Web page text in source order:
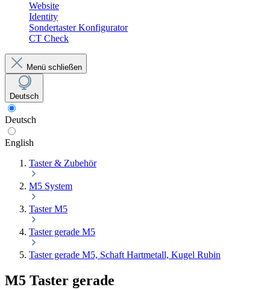
Website
Identity
Sondertaster Konfigurator
CT Check
Menü schließen
Deutsch
Deutsch
English
Taster & Zubehör
M5 System
Taster M5
Taster gerade M5
Taster gerade M5, Schaft Hartmetall, Kugel Rubin
M5 Taster gerade